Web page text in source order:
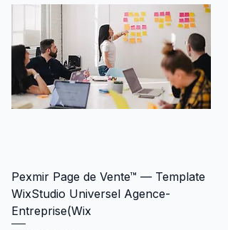
Pexmir Page de Vente™ — Template
WixStudio Universel Agence-
Entreprise(Wix